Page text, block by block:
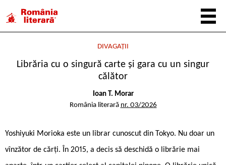
DIVAGAȚII
Librăria cu o singură carte și gara cu un singur
călător
Ioan T. Morar
România literară nr. 03/2026
Yoshiyuki Morioka este un librar cunoscut din Tokyo. Nu doar un
vînzător de cărți. În 2015, a decis să deschidă o librărie mai